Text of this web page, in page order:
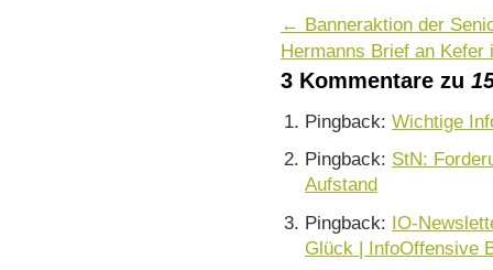
← Banneraktion der
Hermanns Brief an
3 Kommentare zu
Pingback:Wichtige
Pingback: StN:
Aufstand
Pingback: IO-
Glück | InfoOffensive